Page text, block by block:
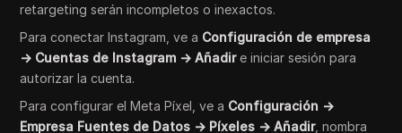
retargeting serán incompletos o inexactos.
Para conectar Instagram, ve a Configuración de empresa
→ Cuentas de Instagram → Añadire iniciar sesión para
autorizar la cuenta.
Para configurar el Meta Píxel, ve a Configuración →
Empresa Fuentes de Datos → Píxeles → Añadir, nombra